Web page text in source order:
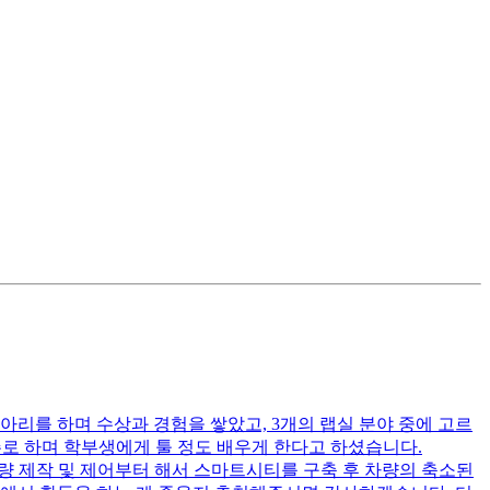
리를 하며 수상과 경험을 쌓았고, 3개의 랩실 분야 중에 고르
하며 학부생에게 툴 정도 배우게 한다고 하셨습니다.
제작 및 제어부터 해서 스마트시티를 구축 후 차량의 축소된